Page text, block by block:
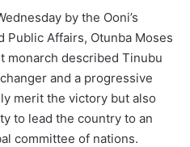
by the Ooni’s
Public Affairs, Otunba Moses
monarch described Tinubu
and a progressive
merit the victory but also
to lead the country to an
committee of nations.